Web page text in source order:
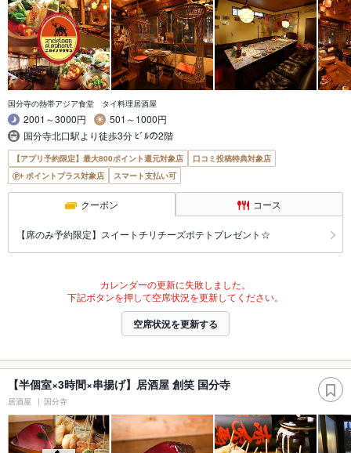
国分寺の熱帯アジア食堂 タイ料理居酒屋
2001～3000円
501～1000円
国分寺北口駅より徒歩3分 ﾋﾞﾙの2階
【アプリ予約限定】最大800ポイント還元対象店
口コミ投稿特典対象店
ポイントプラス対象店
スマート支払い可
クーポン コース
【席のみ予約限定】スイートチリチーズポテトプレゼント☆
カレンダーの更新に失敗しました。
下記ボタンを押して空席状況を更新してください。
空席状況を更新する
【半個室×3時間×串揚げ】居酒屋 創笑 国分寺
居酒屋 国分寺